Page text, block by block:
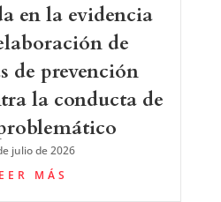
en la evidencia
de
de prevención
la conducta de
julio de 2026
MÁS